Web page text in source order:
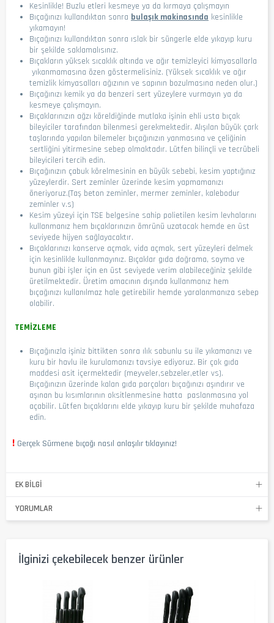
Kesinlikle! Buzlu etleri kesmeye ya da kırmaya çalışmayın
Bıçağınızı kullandıktan sonra bulaşık makinasında kesinlikle
yıkamayın!
Bıçağınızı kullandıktan sonra ıslak bir süngerle elde yıkayıp kuru
bir şekilde saklamalısınız.
Bıçakların yüksek sıcaklık altında ve ağır temizleyici kimyasallarla
yıkanmamasına özen göstermelisiniz. (Yüksek sıcaklık ve ağır
temizlik kimyasalları ağızının ve sapının bozulmasına neden olur.)
Bıçağınızı kemik ya da benzeri sert yüzeylere vurmayın ya da
kesmeye çalışmayın.
Bıçaklarınızın ağzı köreldiğinde mutlaka işinin ehli usta bıçak
bileyiciler tarafından bilenmesi gerekmektedir. Alışılan büyük çark
taşlarında yapılan bilemeler bıçağınızın yanmasına ve çeliğinin
sertliğini yitirmesine sebep olmaktadır. Lütfen bilinçli ve tecrübeli
bileyicileri tercih edin.
Bıçağınızın çabuk körelmesinin en büyük sebebi, kesim yaptığınız
yüzeylerdir. Sert zeminler üzerinde kesim yapmamanızı
öneriyoruz.(Taş beton zeminler, mermer zeminler, kalebodur
zeminler v.s)
Kesim yüzeyi için TSE belgesine sahip polietilen kesim levhalarını
kullanmanız hem bıçaklarınızın ömrünü uzatacak hemde en üst
seviyede hijyen sağlayacaktır.
Bıçaklarınızı konserve açmak, vida açmak, sert yüzeyleri delmek
için kesinlikle kullanmayınız. Bıçaklar gıda doğrama, soyma ve
bunun gibi işler için en üst seviyede verim alabileceğiniz şekilde
üretilmektedir. Üretim amacının dışında kullanmanız hem
bıçağınızı kullanılmaz hale getirebilir hemde yaralanmanıza sebep
olabilir.
TEMİZLEME
Bıçağınızla işiniz bittikten sonra ılık sabunlu su ile yıkamanızı ve
kuru bir havlu ile kurulamanızı tavsiye ediyoruz. Bir çok gıda
maddesi asit içermektedir (meyveler,sebzeler,etler vs).
Bıçağınızın üzerinde kalan gıda parçaları bıçağınızı aşındırır ve
aşınan bu kısımlarının oksitlenmesine hatta paslanmasına yol
açabilir. Lütfen bıçaklarını elde yıkayıp kuru bir şekilde muhafaza
edin.
! Gerçek Sürmene bıçağı nasıl anlaşılır tıklayınız!
EK BILGI
YORUMLAR
İlginizi çekebilecek benzer ürünler